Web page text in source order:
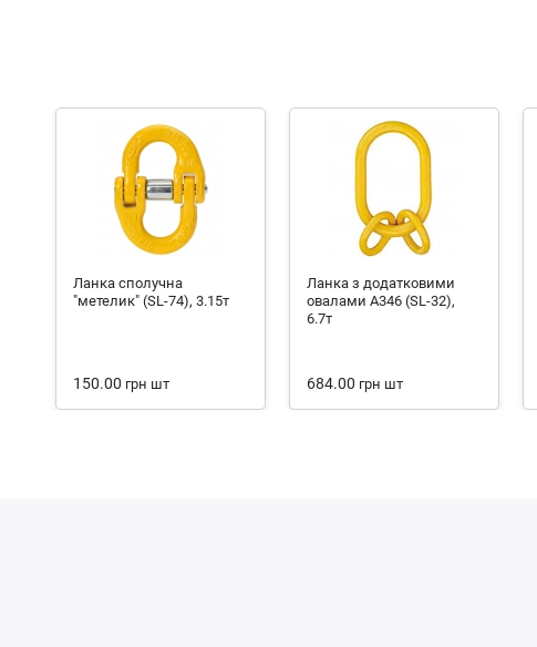
Ланка сполучна
"метелик" (SL-74), 3.15т
150.00 грн шт
Ланка з додатковими
овалами А346 (SL-32),
6.7т
684.00 грн шт